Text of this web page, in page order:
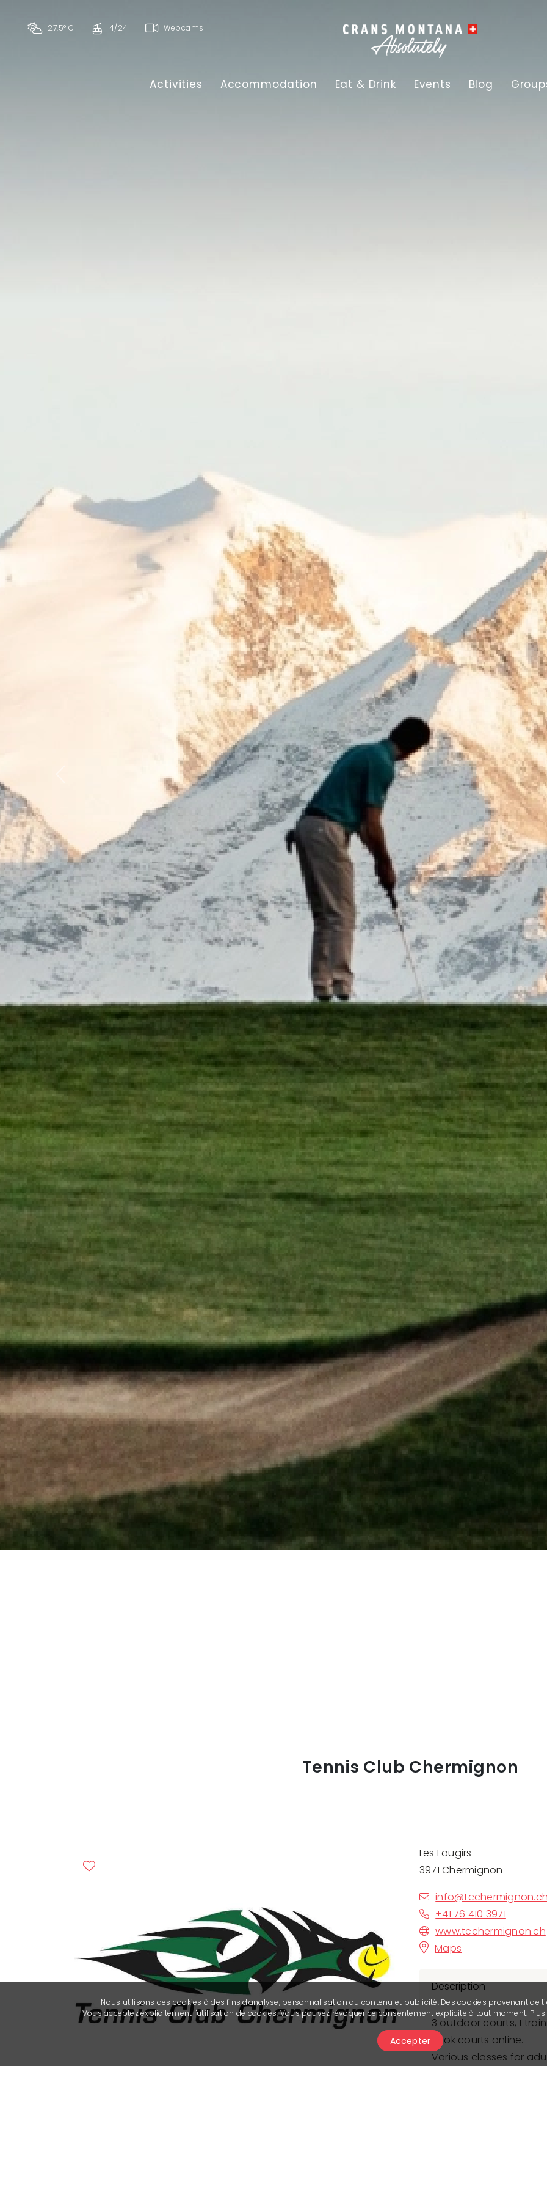
27.5° C 4/24 Webcams
Activities Accommodation Eat & Drink Events Blog
Tennis Club Chermignon
Les Fougirs
3971 Chermignon
+41 76 410 3971
www.tcchermignon.ch
Maps
Description
3 outdoor courts, 1
Book courts online.
Various classes for
Nous utilisons des cookies à des fins d'analyse, personnalisation du contenu et publicité. Des cookies provenant de
Vous acceptez explicitement l'utilisation de cookies. Vous pouvez révoquer ce consentement explicite à tout moment.
Accepter